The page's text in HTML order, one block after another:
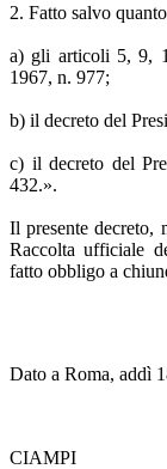
2. Fatto salvo
a) gli articoli 5, 9,
1967, n. 977;
b) il decreto del
c) il decreto del
432.».
Il presente decreto,
Raccolta ufficiale
fatto obbligo a
Dato a Roma, addì
CIAMPI